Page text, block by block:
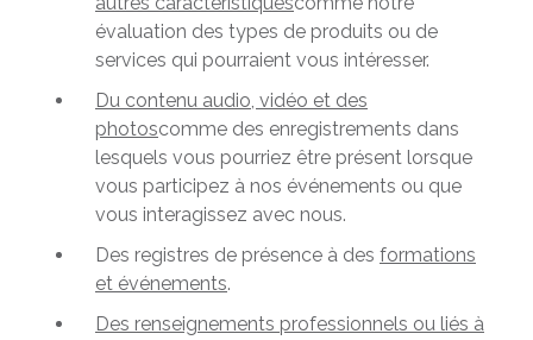
évaluation des types de produits ou de
services qui pourraient vous intéresser.
Du contenu audio, vidéo et des
photoscomme des enregistrements dans
lesquels vous pourriez être présent lorsque
vous participez à nos événements ou que
vous interagissez avec nous.
Des registres de présence à des formations
et événements.
Des renseignements professionnels ou liés à